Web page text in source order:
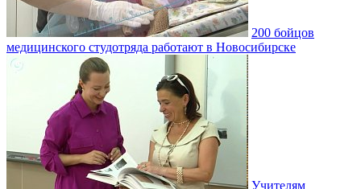
200 бойцов
медицинского студотряда работают в Новосибирске
Учителям